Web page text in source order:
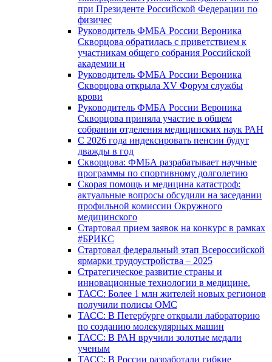
при Президенте Российской Федерации по
физичес
Руководитель ФМБА России Вероника
Скворцова обратилась с приветствием к
участникам общего собрания Российской
академии н
Руководитель ФМБА России Вероника
Скворцова открыла XV Форум службы
крови
Руководитель ФМБА России Вероника
Скворцова приняла участие в общем
собрании отделения медицинских наук РАН
С 2026 года индексировать пенсии будут
дважды в год
Скворцова: ФМБА разрабатывает научные
программы по спортивному долголетию
Скорая помощь и медицина катастроф:
актуальные вопросы обсудили на заседании
профильной комиссии Окружного
медицинского
Стартовал прием заявок на конкурс в рамках
#БРИКС
Стартовал федеральный этап Всероссийской
ярмарки трудоустройства – 2025
Стратегическое развитие страны и
инновационные технологии в медицине.
ТАСС: Более 1 млн жителей новых регионов
получили полисы ОМС
ТАСС: В Петербурге открыли лабораторию
по созданию молекулярных машин
ТАСС: В РАН вручили золотые медали
ученым
ТАСС: В России разработали гибкие